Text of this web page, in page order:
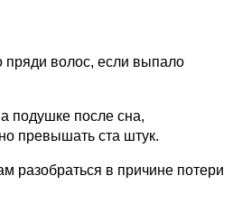
пряди волос, если выпало
подушке после сна,
превышать ста штук.
разобраться в причине потери